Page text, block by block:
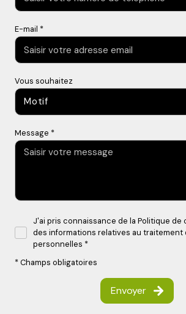
E-mail *
Vous souhaitez
Motif
Message *
J'ai pris connaissance de la Politique
des informations relatives au traitement
personnelles *
* Champs obligatoires
Envoyer